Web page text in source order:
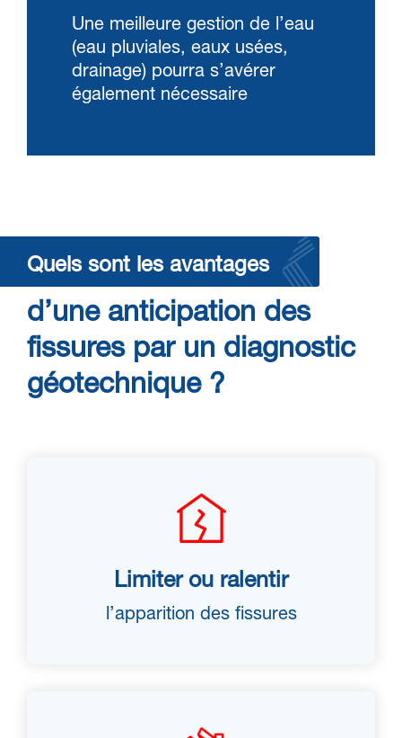
Une meilleure gestion de l’eau
(eau pluviales, eaux usées,
drainage) pourra s’avérer
également nécessaire
Quels sont les avantages
d’une anticipation des
fissures par un diagnostic
géotechnique ?
Limiter ou ralentir
l’apparition des fissures